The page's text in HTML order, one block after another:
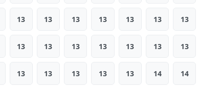
13 13 13 13 13 13 13
13 13 13 13 13 13 13
13 13 13 13 13 14 14